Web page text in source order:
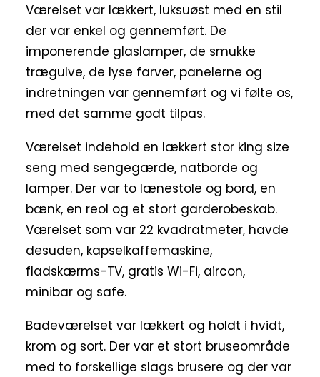
Værelset var lækkert, luksuøst med en stil
der var enkel og gennemført. De
imponerende glaslamper, de smukke
trægulve, de lyse farver, panelerne og
indretningen var gennemført og vi følte os,
med det samme godt tilpas.
Værelset indehold en lækkert stor king size
seng med sengegærde, natborde og
lamper. Der var to lænestole og bord, en
bænk, en reol og et stort garderobeskab.
Værelset som var 22 kvadratmeter, havde
desuden, kapselkaffemaskine,
fladskærms-TV, gratis Wi-Fi, aircon,
minibar og safe.
Badeværelset var lækkert og holdt i hvidt,
krom og sort. Der var et stort bruseområde
med to forskellige slags brusere og der var